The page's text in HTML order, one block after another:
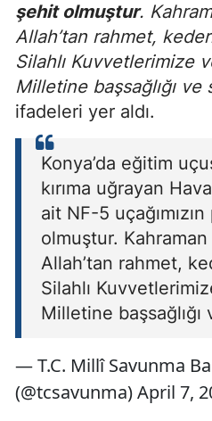
şehit olmuştur.
Allah’tan rahmet,
Silahlı Kuvvetlerimize
Milletine başsağlığı ve
ifadeleri yer aldı.
Konya’da eğitim
kırıma uğrayan
ait NF-5
olmuştur.
Allah’tan rahmet,
Silahlı
Milletine başsağlığı
— T.C. Millî Savunma
(@tcsavunma) April 7,